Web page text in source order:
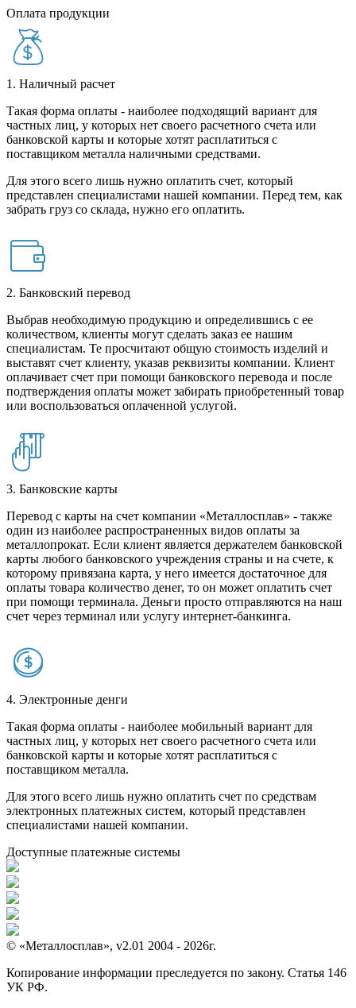
Оплата продукции
1. Наличный расчет
Такая форма оплаты - наиболее подходящий вариант для
частных лиц, у которых нет своего расчетного счета или
банковской карты и которые хотят расплатиться с
поставщиком металла наличными средствами.
Для этого всего лишь нужно оплатить счет, который
представлен специалистами нашей компании. Перед тем, как
забрать груз со склада, нужно его оплатить.
2. Банковский перевод
Выбрав необходимую продукцию и определившись с ее
количеством, клиенты могут сделать заказ ее нашим
специалистам. Те просчитают общую стоимость изделий и
выставят счет клиенту, указав реквизиты компании. Клиент
оплачивает счет при помощи банковского перевода и после
подтверждения оплаты может забирать приобретенный товар
или воспользоваться оплаченной услугой.
3. Банковские карты
Перевод с карты на счет компании «Металлосплав» - также
один из наиболее распространенных видов оплаты за
металлопрокат. Если клиент является держателем банковской
карты любого банковского учреждения страны и на счете, к
которому привязана карта, у него имеется достаточное для
оплаты товара количество денег, то он может оплатить счет
при помощи терминала. Деньги просто отправляются на наш
счет через терминал или услугу интернет-банкинга.
4. Электронные денги
Такая форма оплаты - наиболее мобильный вариант для
частных лиц, у которых нет своего расчетного счета или
банковской карты и которые хотят расплатиться с
поставщиком металла.
Для этого всего лишь нужно оплатить счет по средствам
электронных платежных систем, который представлен
специалистами нашей компании.
Доступные платежные системы
© «Металлосплав», v2.01 2004 - 2026г.
Копирование информации преследуется по закону. Статья 146
УК РФ.